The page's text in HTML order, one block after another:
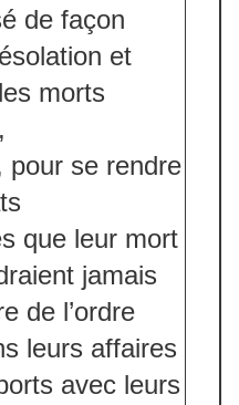
de façon
et
morts
pour se rendre
que leur mort
jamais
de l’ordre
leurs affaires
avec leurs